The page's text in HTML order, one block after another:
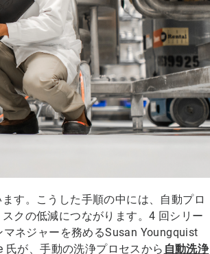
す。こうした手順の中には、自動プロ
クの低減につながります。4 回シリー
ネジャーを務めるSusan Youngquist
が、手動の洗浄プロセスから 自動洗浄